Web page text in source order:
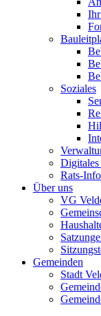
Soziales
Digitales
Rats-
Über uns
VG
Gemeinden
Stadt